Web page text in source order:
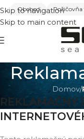
Skip to navigation
Skip to main content
Obchod Požičovňa
Domov/
REKLAMAČNÝ